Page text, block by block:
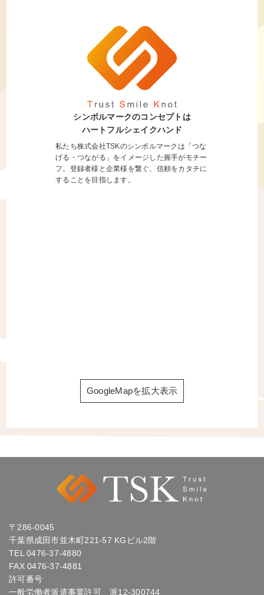
シンボルマークのコンセプトは
ハートフルシェイクハンド
私たち株式会社TSKのシンボルマークは「つな
げる・つながる」をイメージした握手がモチー
フ。登録者様と企業様を繋ぐ、信頼をカタチに
することを目指します。
GoogleMapを拡大表示
〒286-0045
千葉県成田市並木町221-57 KGビル2階
TEL 0476-37-4880
FAX 0476-37-4881
許可番号
一般労働者派遣事業許可 派12-300744